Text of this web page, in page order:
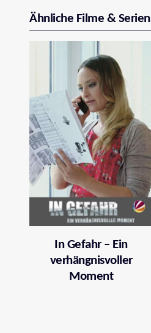
Ähnliche Filme & Serien
In Gefahr – Ein
verhängnisvoller
Moment